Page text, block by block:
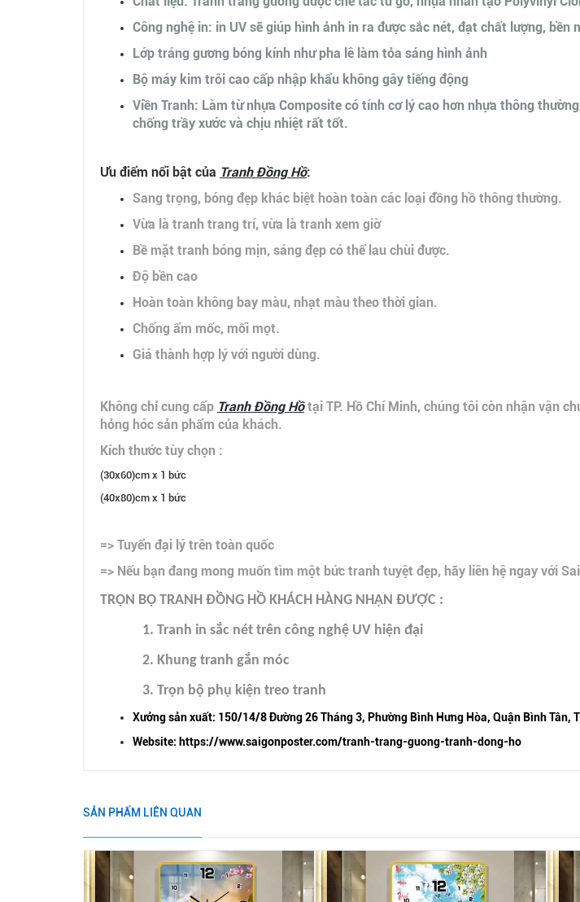
Công nghệ in: in UV sẽ giúp hình ảnh in ra được sắc nét, đạt chất lượng, bền
Lớp tráng gương bóng kính như pha lê làm tỏa sáng hình ảnh
Bộ máy kim trôi cao cấp nhập khẩu không gây tiếng động
Viền Tranh: Làm từ nhựa Composite có tính cơ lý cao hơn nhựa thông
chống trầy xước và chịu nhiệt rất tốt.
Ưu điểm nổi bật của Tranh Đồng Hồ:
Sang trọng, bóng đẹp khác biệt hoàn toàn các loại đồng hồ thông thường.
Vừa là tranh trang trí, vừa là tranh xem giờ
Bề mặt tranh bóng mịn, sáng đẹp có thể lau chùi được.
Độ bền cao
Hoàn toàn không bay màu, nhạt màu theo thời gian.
Chống ẩm mốc, mối mọt.
Giá thành hợp lý với người dùng.
Không chỉ cung cấp Tranh Đồng Hồ tại TP. Hồ Chí Minh, chúng tôi còn nhận vận
hỏng hóc sản phẩm của khách.
Kích thước tùy chọn :
(30x60)cm x 1 bức
(40x80)cm x 1 bức
=> Tuyển đại lý trên toàn quốc
=> Nếu bạn đang mong muốn tìm một bức tranh tuyệt đẹp, hãy liên hệ ngay với
TRỌN BỘ TRANH ĐỒNG HỒ KHÁCH HÀNG NHẬN ĐƯỢC :
1. Tranh in sắc nét trên công nghệ UV hiện đại
2. Khung tranh gắn móc
3. Trọn bộ phụ kiện treo tranh
Xưởng sản xuất: 150/14/8 Đường 26 Tháng 3, Phường Bình Hưng Hòa, Quận Bình Tân,
Website: https://www.saigonposter.com/tranh-trang-guong-tranh-dong-ho
SẢN PHẨM LIÊN QUAN